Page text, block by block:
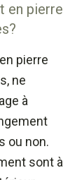
en pierre
en pierre
ne
à
ou non.
sont à